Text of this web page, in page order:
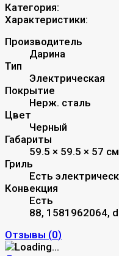
Категория:
Характеристики:
Производитель
Дарина
Тип
Электрическая
Покрытие
Нерж. сталь
Цвет
Черный
Габариты
59.5 × 59.5 × 57 см
Гриль
Есть
Конвекция
Есть
88, 1581962064,
Отзывы (0)